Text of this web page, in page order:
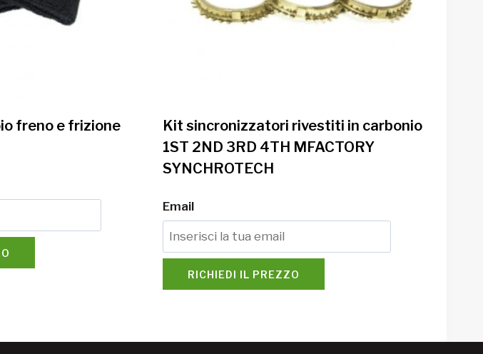
freno e frizione
Kit sincronizzatori rivestiti in carbonio
1ST 2ND 3RD 4TH MFACTORY
SYNCHROTECH
Email
RICHIEDI IL PREZZO